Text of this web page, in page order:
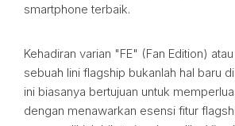
smartphone terbaik.
Kehadiran varian "FE" (Fan Edition)
sebuah lini flagship bukanlah hal baru
ini biasanya bertujuan untuk
dengan menawarkan esensi fitur